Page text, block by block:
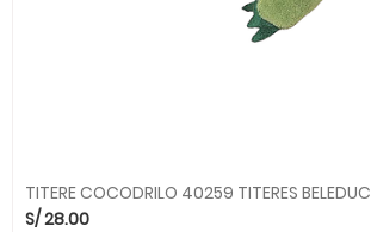
TITERE COCODRILO 40259 TITERES BELEDUC
S/28.00